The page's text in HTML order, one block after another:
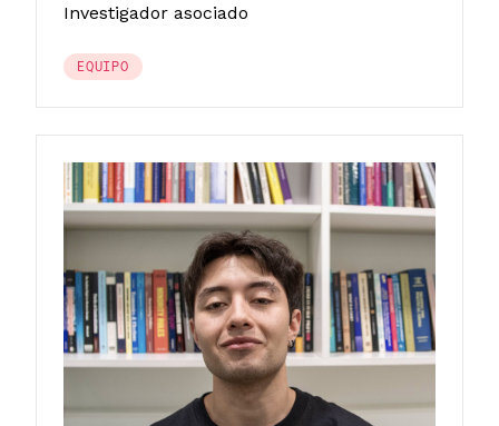
Investigador asociado
EQUIPO